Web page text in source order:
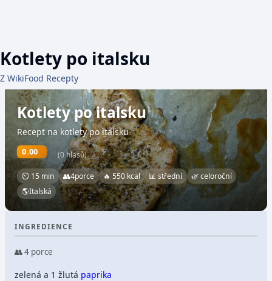
Kotlety po italsku
Z WikiFood Recepty
Kotlety po italsku
Recept na kotlety po italsku
0.00 (0 hlasů)
⏲ 15 min 👥4porce 🔥 550 kcal 📊 střední
🌿 celoroční
🌎Italská
INGREDIENCE
👥 4 porce
zelená a 1 žlutá paprika